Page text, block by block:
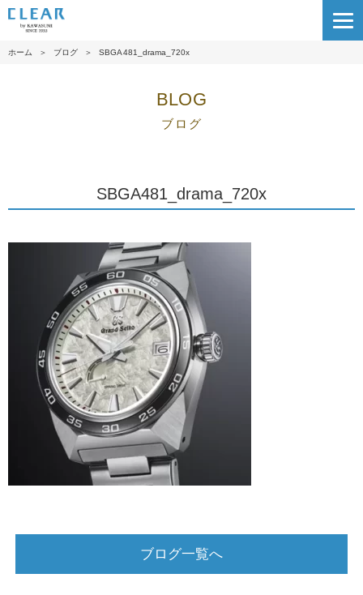
ホーム ＞ ブログ ＞ SBGA481_drama_720x
BLOG
ブログ
SBGA481_drama_720x
ブログ一覧へ